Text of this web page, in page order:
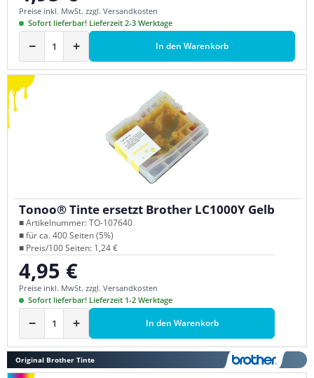
Preise inkl. MwSt. zzgl. Versandkosten
Sofort lieferbar! Lieferzeit 2-3 Werktage
− + In den Warenkorb
Tonoo® Tinte ersetzt Brother LC1000Y Gelb
■ Artikelnummer: TO-107640
■ für ca. 400 Seiten (5%)
■ Preis/100 Seiten: 1,24 €
Regulärer Preis:
4,95 €
Preise inkl. MwSt. zzgl. Versandkosten
Sofort lieferbar! Lieferzeit 1-2 Werktage
− + In den Warenkorb
Original Brother Tinte